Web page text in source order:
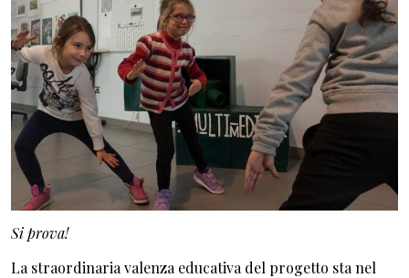
Si prova!
La straordinaria valenza educativa del progetto sta nel